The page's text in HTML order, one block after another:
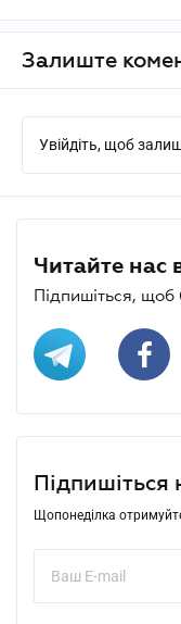
Залиште
Увійдіть, щоб
Читайте нас
Підпишіться, щоб
Підпишіться
Щопонеділка